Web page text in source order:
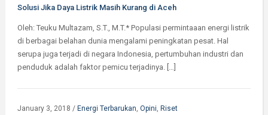
Solusi Jika Daya Listrik Masih Kurang di Aceh
Oleh: Teuku Multazam, S.T., M.T.* Populasi permintaaan energi listrik
di berbagai belahan dunia mengalami peningkatan pesat. Hal
serupa juga terjadi di negara Indonesia, pertumbuhan industri dan
penduduk adalah faktor pemicu terjadinya. […]
January 3, 2018 / Energi Terbarukan, Opini, Riset